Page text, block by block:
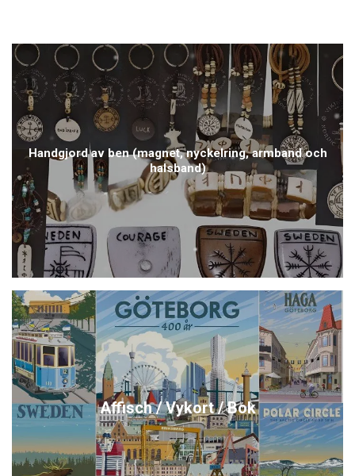
Handgjord av ben (magnet, nyckelring, armband och
halsband)
Affisch / Vykort / Bok